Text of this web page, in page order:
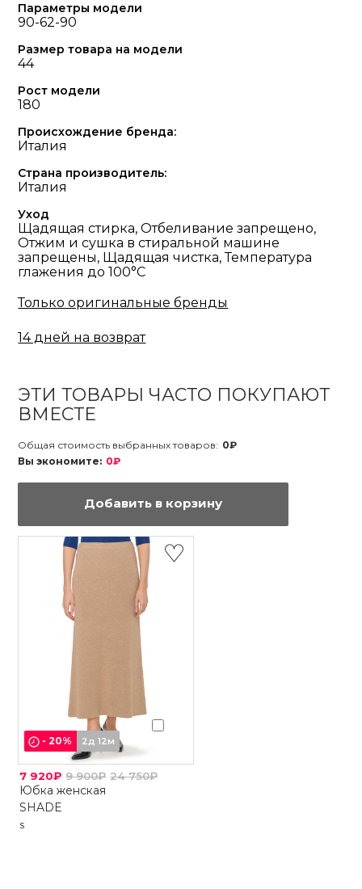
Параметры модели
90-62-90
Размер товара на модели
44
Рост модели
180
Происхождение бренда:
Италия
Страна производитель:
Италия
Уход
Щадящая стирка, Отбеливание запрещено,
Отжим и сушка в стиральной машине
запрещены, Щадящая чистка, Температура
глажения до 100°С
Только оригинальные бренды
14 дней на возврат
ЭТИ ТОВАРЫ ЧАСТО ПОКУПАЮТ
ВМЕСТЕ
Общая стоимость выбранных товаров: 0₽
Вы экономите: 0₽
Добавить в корзину
-20% 2д 12м
7 920₽ 9 900₽ 24 750₽
Юбка женская
SHADE
S